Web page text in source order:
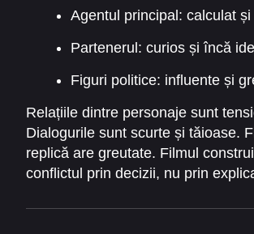
loialitate și moralitate.
Agentul principal: calculat
Partenerul: curios și încă
Figuri politice: influente și
Relațiile dintre personaje sunt
Dialogurile sunt scurte și tăioase.
replică are greutate. Filmul
conflictul prin decizii, nu prin